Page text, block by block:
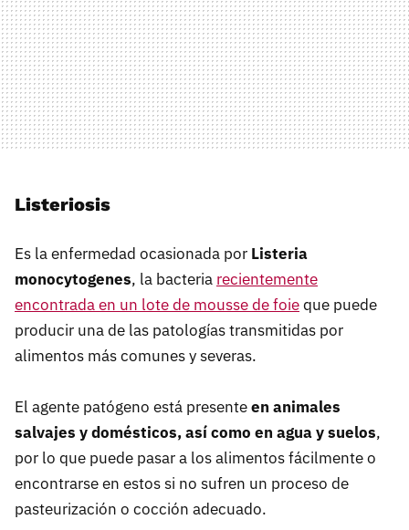
Listeriosis
Es la enfermedad ocasionada por Listeria
monocytogenes, la bacteria recientemente
encontrada en un lote de mousse de foieque puede
producir una de las patologías transmitidas por
alimentos más comunes y severas.
El agente patógeno está presenteen animales
salvajes y domésticos, así como en agua y suelos,
por lo que puede pasar a los alimentos fácilmente o
encontrarse en estos si no sufren un proceso de
pasteurización o cocción adecuado.